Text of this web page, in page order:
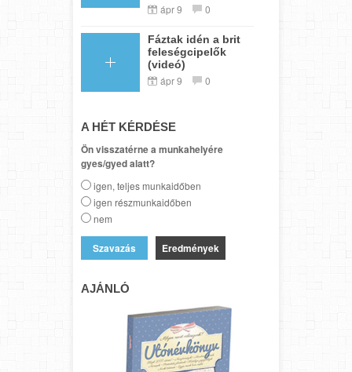
ápr 9 0
Fáztak idén a brit
feleségcipelők
(videó)
ápr 9 0
A HÉT KÉRDÉSE
Ön visszatérne a munkahelyére
gyes/gyed alatt?
igen, teljes munkaidőben
igen részmunkaidőben
nem
Eredmények
AJÁNLÓ